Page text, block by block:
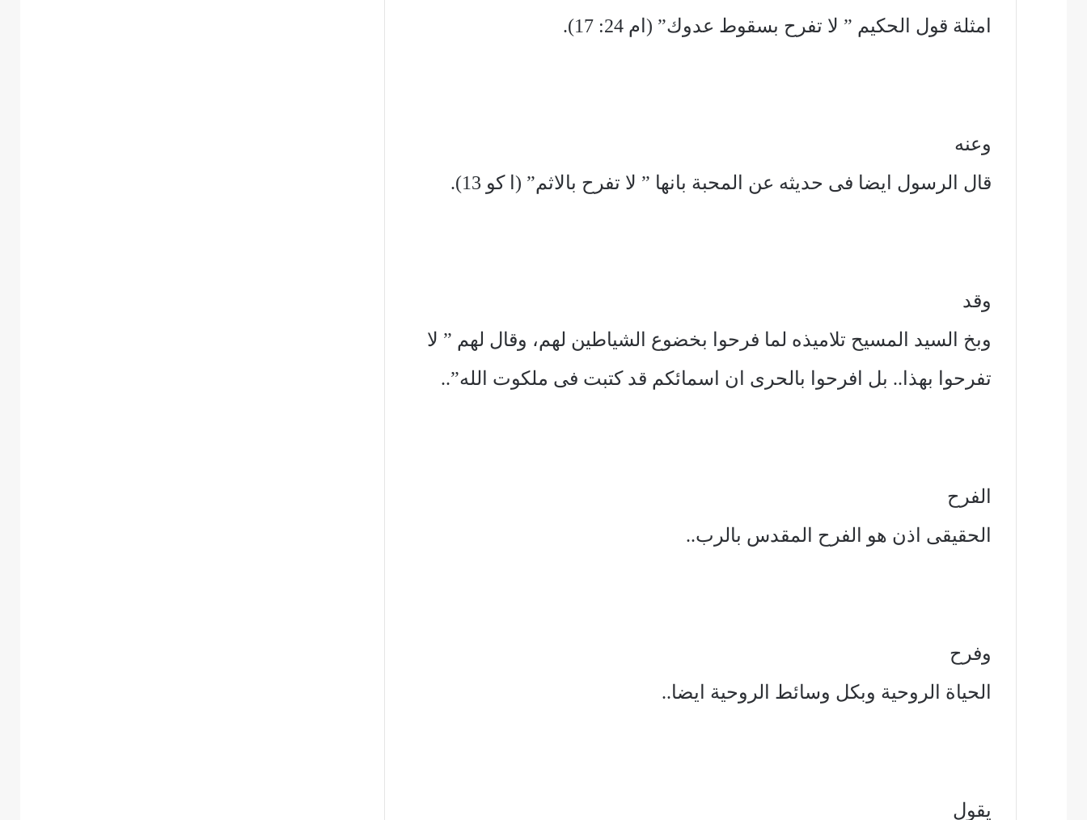
امثلة قول الحكيم ” لا تفرح بسقوط عدوك” (ام 24: 17).
وعنه
قال الرسول ايضا فى حديثه عن المحبة بانها ” لا تفرح بالاثم” (ا كو 13).
وقد
وبخ السيد المسيح تلاميذه لما فرحوا بخضوع الشياطين لهم، وقال لهم ” لا
تفرحوا بهذا.. بل افرحوا بالحرى ان اسمائكم قد كتبت فى ملكوت الله”..
الفرح
الحقيقى اذن هو الفرح المقدس بالرب..
وفرح
الحياة الروحية وبكل وسائط الروحية ايضا..
يقول